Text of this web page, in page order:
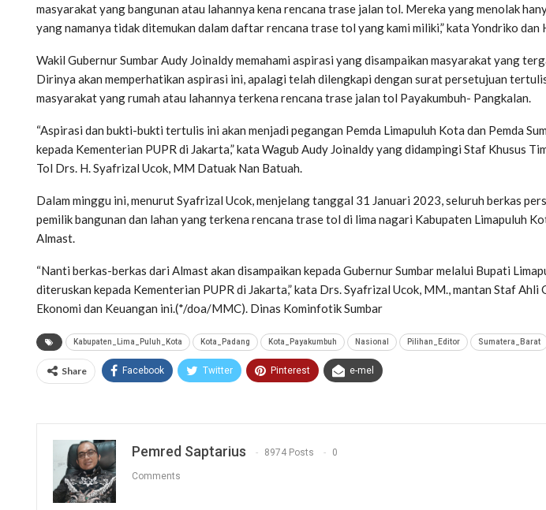
masyarakat yang bangunan atau lahannya kena rencana trase jalan tol. Mereka yang menolak
yang namanya tidak ditemukan dalam daftar rencana trase tol yang kami miliki,” kata Yondriko dan
Wakil Gubernur Sumbar Audy Joinaldy memahami aspirasi yang disampaikan masyarakat yang
Dirinya akan memperhatikan aspirasi ini, apalagi telah dilengkapi dengan surat persetujuan
masyarakat yang rumah atau lahannya terkena rencana trase jalan tol Payakumbuh- Pangkalan.
“Aspirasi dan bukti-bukti tertulis ini akan menjadi pegangan Pemda Limapuluh Kota dan Pemda
kepada Kementerian PUPR di Jakarta,” kata Wagub Audy Joinaldy yang didampingi Staf Khusus
Tol Drs. H. Syafrizal Ucok, MM Datuak Nan Batuah.
Dalam minggu ini, menurut Syafrizal Ucok, menjelang tanggal 31 Januari 2023, seluruh berkas
pemilik bangunan dan lahan yang terkena rencana trase tol di lima nagari Kabupaten Limapuluh
Almast.
“Nanti berkas-berkas dari Almast akan disampaikan kepada Gubernur Sumbar melalui Bupati
diteruskan kepada Kementerian PUPR di Jakarta,” kata Drs. Syafrizal Ucok, MM., mantan Staf Ahli
Ekonomi dan Keuangan ini.(*/doa/MMC). Dinas Kominfotik Sumbar
Kabupaten_Lima_Puluh_Kota Kota_Padang Kota_Payakumbuh Nasional Pilihan_Editor Sumatera_Barat
Share Facebook Twitter Pinterest e-mel
Pemred Saptarius 8974 Posts 0
Comments